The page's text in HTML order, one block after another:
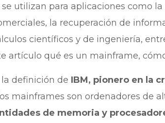
utilizan para aplicaciones como
la recuperación de
científicos y de ingeniería,
artículo qué es un mainframe,
definición de IBM, pionero en la
los mainframes son ordenadores de
de memoria y